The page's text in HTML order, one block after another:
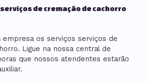
de cremação de cachorro
empresa os serviços serviços de
Ligue na nossa central de
que nossos atendentes estarão